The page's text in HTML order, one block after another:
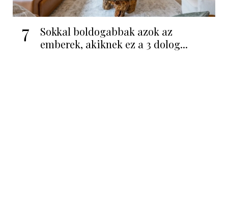
7
Sokkal boldogabbak azok az
emberek, akiknek ez a 3 dolog...